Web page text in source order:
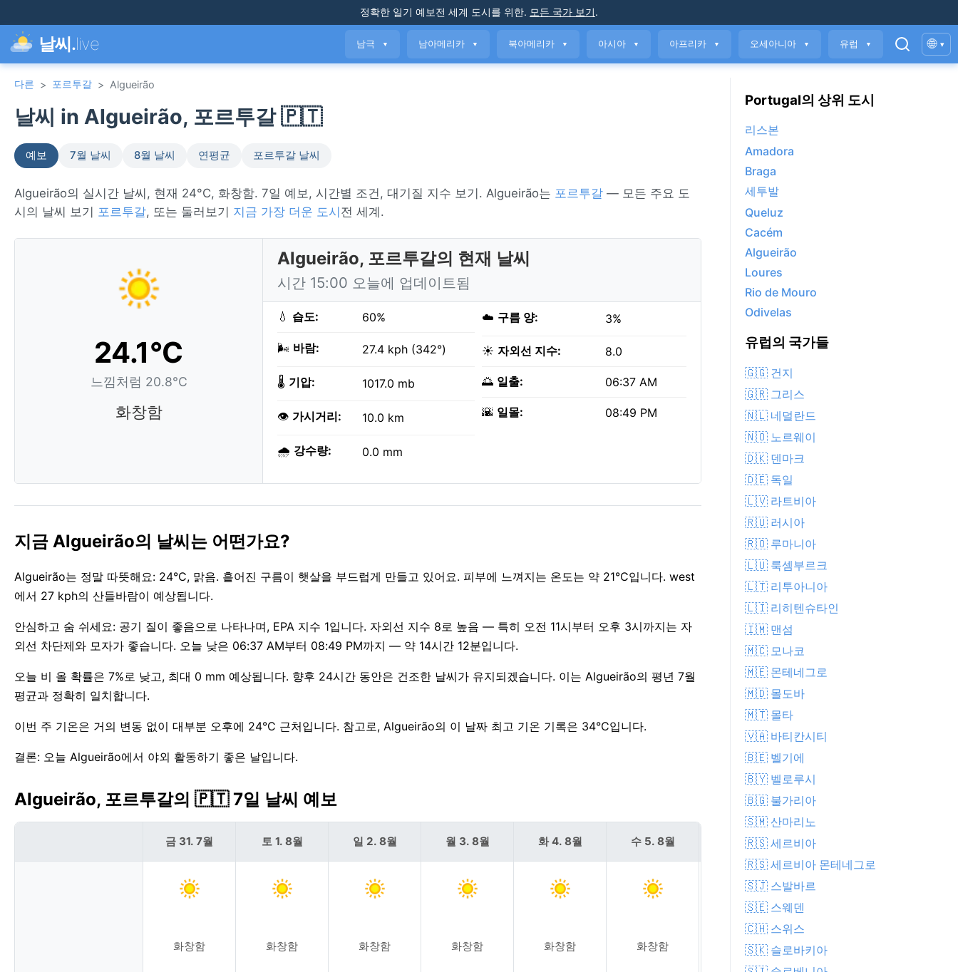
정확한 일기 예보전 세계 도시를 위한. 모든 국가 보기.
날씨.live 남극 ▼ 남아메리카 ▼ 북아메리카 ▼ 아시아 ▼ 아프리카 ▼ 오세아니아 ▼ 유럽 ▼ 🌐 ▾
다른 > 포르투갈 > Algueirão
날씨 in Algueirão, 포르투갈 🇵🇹
예보 7월 날씨 8월 날씨 연평균 포르투갈 날씨
Algueirão의 실시간 날씨, 현재 24°C, 화창함. 7일 예보, 시간별 조건, 대기질 지수 보기. Algueirão는 포르투갈 — 모든 주요 도
시의 날씨 보기 포르투갈, 또는 둘러보기 지금 가장 더운 도시 전 세계.
24.1°C
느낌처럼 20.8°C
화창함
Algueirão, 포르투갈의 현재 날씨
시간 15:00 오늘에 업데이트됨
💧 습도: 60%
🌬️ 바람: 27.4 kph (342°)
🌡️ 기압: 1017.0 mb
👁️ 가시거리: 10.0 km
🌧️ 강수량: 0.0 mm
☁️ 구름 양: 3%
☀️ 자외선 지수: 8.0
🌅 일출: 06:37 AM
🌇 일몰: 08:49 PM
지금 Algueirão의 날씨는 어떤가요?
Algueirão는 정말 따뜻해요: 24°C, 맑음. 흩어진 구름이 햇살을 부드럽게 만들고 있어요. 피부에 느껴지는 온도는 약 21°C입니다. west
에서 27 kph의 산들바람이 예상됩니다.
안심하고 숨 쉬세요: 공기 질이 좋음으로 나타나며, EPA 지수 1입니다. 자외선 지수 8로 높음 — 특히 오전 11시부터 오후 3시까지는 자
외선 차단제와 모자가 좋습니다. 오늘 낮은 06:37 AM부터 08:49 PM까지 — 약 14시간 12분입니다.
오늘 비 올 확률은 7%로 낮고, 최대 0 mm 예상됩니다. 향후 24시간 동안은 건조한 날씨가 유지되겠습니다. 이는 Algueirão의 평년 7월
평균과 정확히 일치합니다.
이번 주 기온은 거의 변동 없이 대부분 오후에 24°C 근처입니다. 참고로, Algueirão의 이 날짜 최고 기온 기록은 34°C입니다.
결론: 오늘 Algueirão에서 야외 활동하기 좋은 날입니다.
Algueirão, 포르투갈의 🇵🇹 7일 날씨 예보
금 31. 7월
화창함
토 1. 8월
화창함
일 2. 8월
화창함
월 3. 8월
화창함
화 4. 8월
화창함
수 5. 8월
화창함
목 6. 8월
화창함
Portugal의 상위 도시
리스본
Amadora
Braga
세투발
Queluz
Cacém
Algueirão
Loures
Rio de Mouro
Odivelas
유럽의 국가들
🇬🇬 건지
🇬🇷 그리스
🇳🇱 네덜란드
🇳🇴 노르웨이
🇩🇰 덴마크
🇩🇪 독일
🇱🇻 라트비아
🇷🇺 러시아
🇷🇴 루마니아
🇱🇺 룩셈부르크
🇱🇹 리투아니아
🇱🇮 리히텐슈타인
🇮🇲 맨섬
🇲🇨 모나코
🇲🇪 몬테네그로
🇲🇩 몰도바
🇲🇹 몰타
🇻🇦 바티칸시티
🇧🇪 벨기에
🇧🇾 벨로루시
🇧🇬 불가리아
🇸🇲 산마리노
🇷🇸 세르비아
🇷🇸 세르비아 몬테네그로
🇸🇯 스발바르
🇸🇪 스웨덴
🇨🇭 스위스
🇸🇰 슬로바키아